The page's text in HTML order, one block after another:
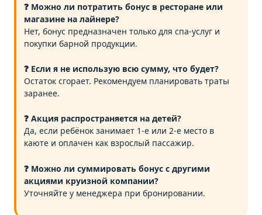
❓ Можно ли потратить бонус в ресторане или
магазине на лайнере?
Нет, бонус предназначен только для спа-услуг и
покупки барной продукции.
❓ Если я не использую всю сумму, что будет?
Остаток сгорает. Рекомендуем планировать траты
заранее.
❓ Акция распространяется на детей?
Да, если ребёнок занимает 1-е или 2-е место в
каюте и оплачен как взрослый пассажир.
❓ Можно ли суммировать бонус с другими
акциями круизной компании?
Уточняйте у менеджера при бронировании.